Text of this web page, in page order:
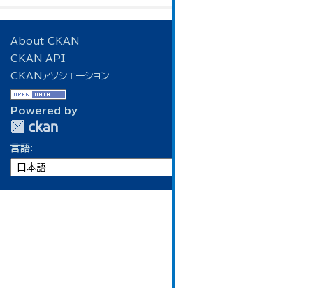
About CKAN
CKAN API
CKANアソシエーション
Powered by
言語